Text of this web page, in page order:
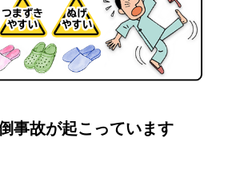
事故が起こっています